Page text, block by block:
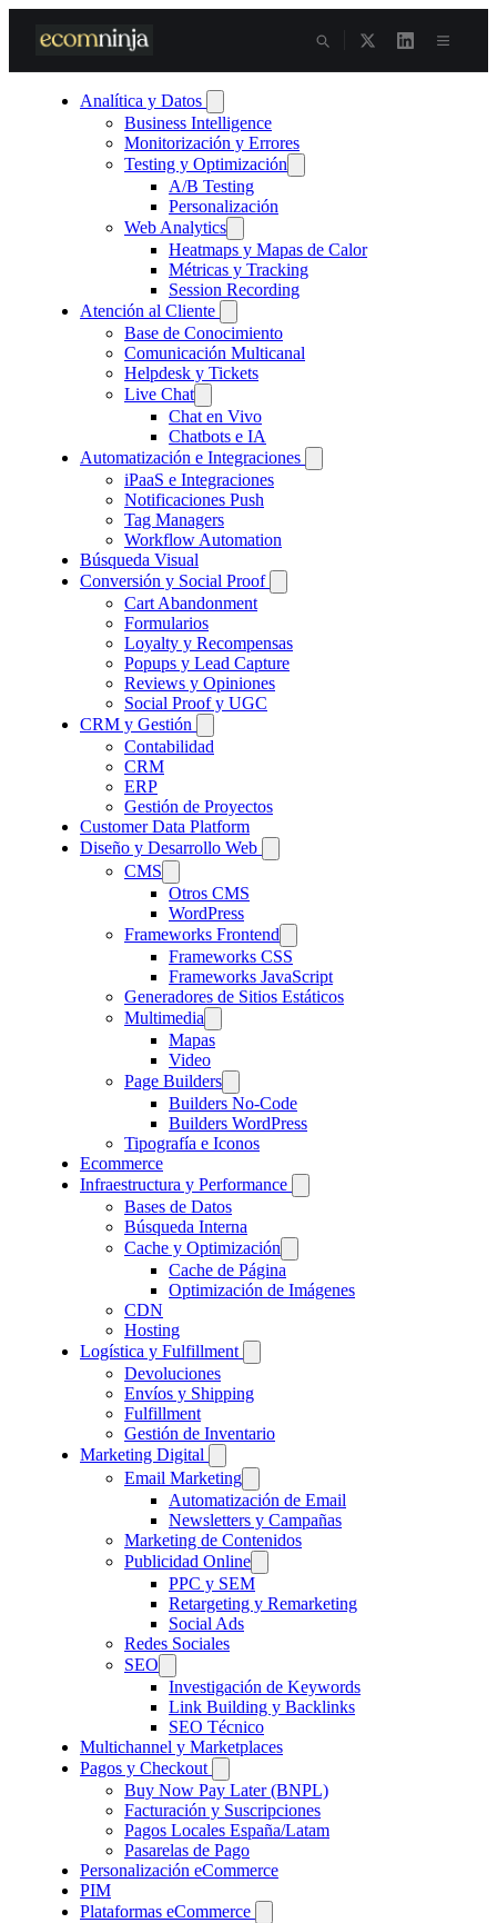
Analítica y Datos
Business Intelligence
Monitorización y Errores
Testing y Optimización
A/B Testing
Personalización
Web Analytics
Heatmaps y Mapas de Calor
Métricas y Tracking
Session Recording
Atención al Cliente
Base de Conocimiento
Comunicación Multicanal
Helpdesk y Tickets
Live Chat
Chat en Vivo
Chatbots e IA
Automatización e Integraciones
iPaaS e Integraciones
Notificaciones Push
Tag Managers
Workflow Automation
Búsqueda Visual
Conversión y Social Proof
Cart Abandonment
Formularios
Loyalty y Recompensas
Popups y Lead Capture
Reviews y Opiniones
Social Proof y UGC
CRM y Gestión
Contabilidad
CRM
ERP
Gestión de Proyectos
Customer Data Platform
Diseño y Desarrollo Web
CMS
Otros CMS
WordPress
Frameworks Frontend
Frameworks CSS
Frameworks JavaScript
Generadores de Sitios Estáticos
Multimedia
Mapas
Video
Page Builders
Builders No-Code
Builders WordPress
Tipografía e Iconos
Ecommerce
Infraestructura y Performance
Bases de Datos
Búsqueda Interna
Cache y Optimización
Cache de Página
Optimización de Imágenes
CDN
Hosting
Logística y Fulfillment
Devoluciones
Envíos y Shipping
Fulfillment
Gestión de Inventario
Marketing Digital
Email Marketing
Automatización de Email
Newsletters y Campañas
Marketing de Contenidos
Publicidad Online
PPC y SEM
Retargeting y Remarketing
Social Ads
Redes Sociales
SEO
Investigación de Keywords
Link Building y Backlinks
SEO Técnico
Multichannel y Marketplaces
Pagos y Checkout
Buy Now Pay Later (BNPL)
Facturación y Suscripciones
Pagos Locales España/Latam
Pasarelas de Pago
Personalización eCommerce
PIM
Plataformas eCommerce